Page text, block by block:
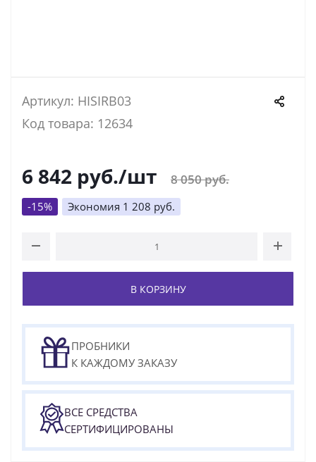
Артикул: HISIRB03
Код товара: 12634
6 842 руб./шт 8 050руб.
-15% Экономия 1 208 руб.
В КОРЗИНУ
ПРОБНИКИ
К КАЖДОМУ ЗАКАЗУ
ВСЕ СРЕДСТВА
СЕРТИФИЦИРОВАНЫ